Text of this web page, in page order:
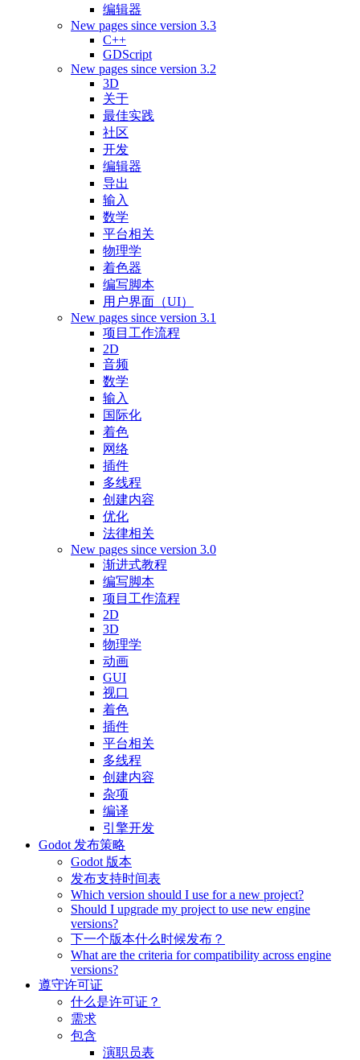
编辑器
New pages since version 3.3
C++
GDScript
New pages since version 3.2
3D
关于
最佳实践
社区
开发
编辑器
导出
输入
数学
平台相关
物理学
着色器
编写脚本
用户界面（UI）
New pages since version 3.1
项目工作流程
2D
音频
数学
输入
国际化
着色
网络
插件
多线程
创建内容
优化
法律相关
New pages since version 3.0
渐进式教程
编写脚本
项目工作流程
2D
3D
物理学
动画
GUI
视口
着色
插件
平台相关
多线程
创建内容
杂项
编译
引擎开发
Godot 发布策略
Godot 版本
发布支持时间表
Which version should I use for a new project?
Should I upgrade my project to use new engine
versions?
下一个版本什么时候发布？
What are the criteria for compatibility across engine
versions?
遵守许可证
什么是许可证？
需求
包含
演职员表